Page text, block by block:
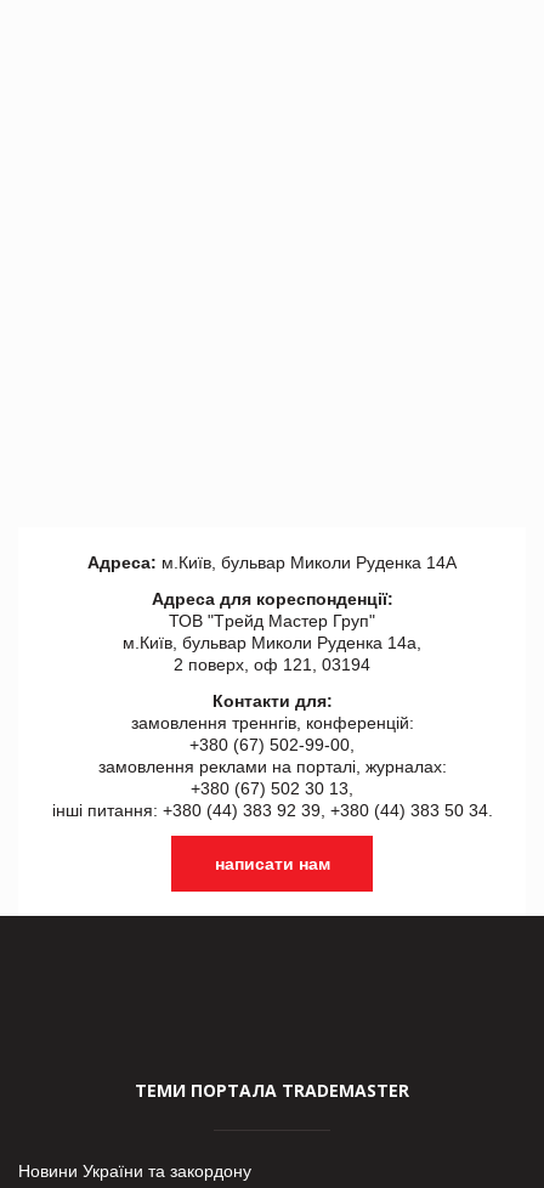
Адреса: м.Київ, бульвар Миколи Руденка 14А
Адреса для кореспонденції:
ТОВ "Tрейд Мастер Груп"
м.Київ, бульвар Миколи Руденка 14а,
2 поверх, оф 121, 03194
Контакти для:
замовлення треннгів, конференцій:
+380 (67) 502-99-00,
замовлення реклами на порталі, журналах:
+380 (67) 502 30 13,
інші питання: +380 (44) 383 92 39, +380 (44) 383 50 34.
написати нам
ТЕМИ ПОРТАЛА TRADEMASTER
Новини України та закордону